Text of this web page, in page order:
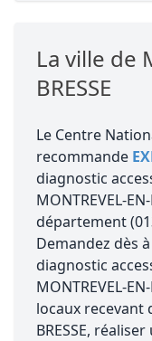
La ville de
BRESSE
Le Centre
recommande
diagnostic
MONTREVEL-
département
Demandez dès
diagnostic
MONTREVEL-
locaux recevant
BRESSE,